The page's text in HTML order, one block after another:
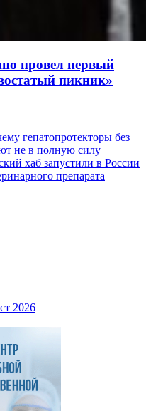
провел первый
пикник»
гепатопротекторы без
не в полную силу
хаб запустили в России
препарата
2026